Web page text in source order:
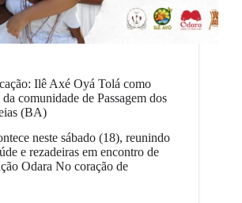
Ilê Axé Oyá Tolá como
comunidade de Passagem dos
(BA)
neste sábado (18), reunindo
e rezadeiras em encontro de
Odara No coração de